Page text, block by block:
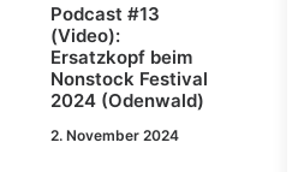
Podcast #13
(Video):
Ersatzkopf beim
Nonstock Festival
2024 (Odenwald)
2. November 2024